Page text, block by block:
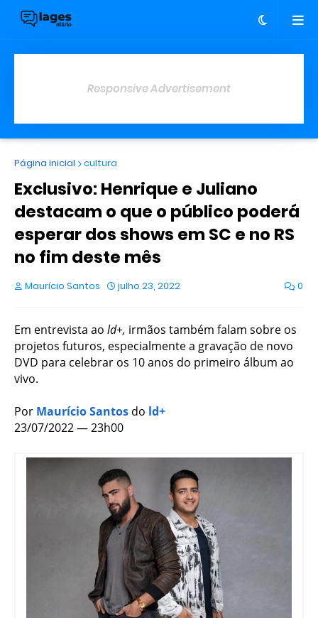
Responsive Advertisement
Página inicial cultura
Exclusivo: Henrique e Juliano
destacam o que o público poderá
esperar dos shows em SC e no RS
no fim deste mês
Maurício Santos julho 23, 2022 0
Em entrevista ao ld+, irmãos também falam sobre os
projetos futuros, especialmente a gravação de novo
DVD para celebrar os 10 anos do primeiro álbum ao
vivo.
Por Maurício Santos do ld+
23/07/2022 — 23h00